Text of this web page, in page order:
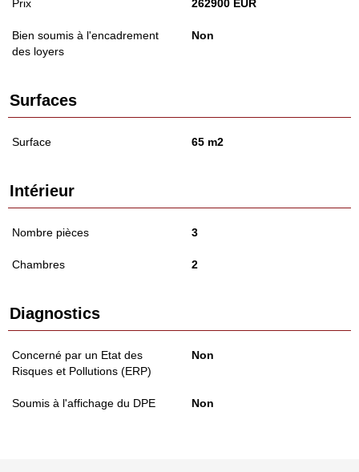
Prix 262900 EUR
Bien soumis à l'encadrement
des loyers
Non
Surfaces
Surface 65 m2
Intérieur
Nombre pièces 3
Chambres 2
Diagnostics
Concerné par un Etat des
Risques et Pollutions (ERP)
Non
Soumis à l'affichage du DPE Non